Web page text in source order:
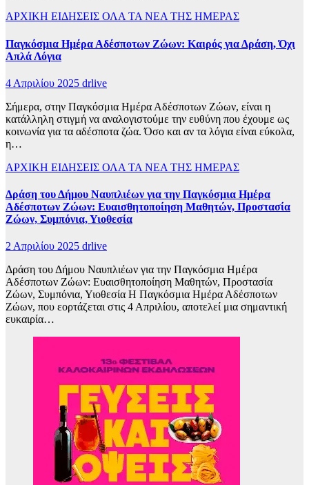
ΑΡΧΙΚΗ ΕΙΔΗΣΕΙΣ ΟΛΑ ΤΑ ΝΕΑ ΤΗΣ ΗΜΕΡΑΣ
Παγκόσμια Ημέρα Αδέσποτων Ζώων: Καιρός για Δράση, Όχι
Απλά Λόγια
4 Απριλίου 2025 drlive
Σήμερα, στην Παγκόσμια Ημέρα Αδέσποτων Ζώων, είναι η
κατάλληλη στιγμή να αναλογιστούμε την ευθύνη που έχουμε ως
κοινωνία για τα αδέσποτα ζώα. Όσο και αν τα λόγια είναι εύκολα,
η…
ΑΡΧΙΚΗ ΕΙΔΗΣΕΙΣ ΟΛΑ ΤΑ ΝΕΑ ΤΗΣ ΗΜΕΡΑΣ
Δράση του Δήμου Ναυπλιέων για την Παγκόσμια Ημέρα
Αδέσποτων Ζώων: Ευαισθητοποίηση Μαθητών, Προστασία
Ζώων, Συμπόνια, Υιοθεσία
2 Απριλίου 2025 drlive
Δράση του Δήμου Ναυπλιέων για την Παγκόσμια Ημέρα
Αδέσποτων Ζώων: Ευαισθητοποίηση Μαθητών, Προστασία
Ζώων, Συμπόνια, Υιοθεσία Η Παγκόσμια Ημέρα Αδέσποτων
Ζώων, που εορτάζεται στις 4 Απριλίου, αποτελεί μια σημαντική
ευκαιρία…